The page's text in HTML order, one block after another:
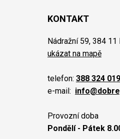
KONTAKT
Nádražní 59, 384
ukázat na mapě
telefon: 388 324 019
e-mail:
Provozní doba
Pondělí - Pátek